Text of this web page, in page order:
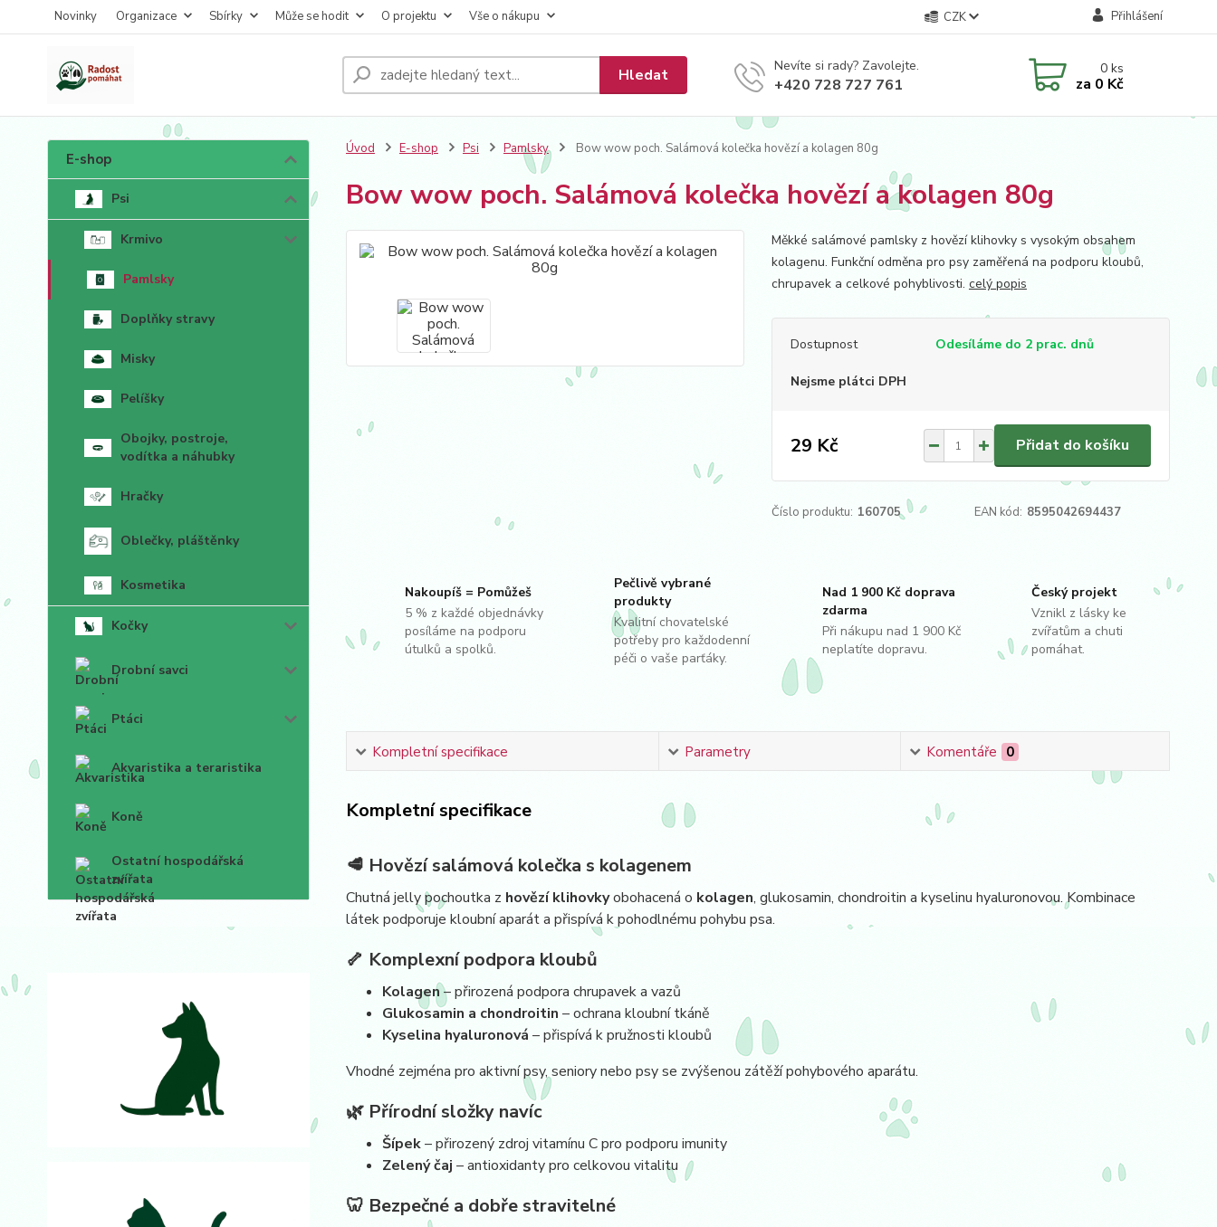
Novinky Organizace Sbírky Může se hodit O projektu Vše o nákupu CZK Přihlášení
Hledat Nevíte si rady? Zavolejte.
+420 728 727 761
0ks
za 0 Kč
E-shop
Psi
Krmivo
Pamlsky
Doplňky stravy
Misky
Pelíšky
Obojky, postroje,
vodítka a náhubky
Hračky
Oblečky, pláštěnky
Kosmetika
Kočky
Drobní savci
Ptáci
Akvaristika a teraristika
Koně
Ostatní hospodářská
zvířata
Úvod E-shop Psi Pamlsky Bow wow poch. Salámová kolečka hovězí a kolagen 80g
Bow wow poch. Salámová kolečka hovězí a kolagen 80g
Měkké salámové pamlsky z hovězí klihovky s vysokým obsahem
kolagenu. Funkční odměna pro psy zaměřená na podporu kloubů,
chrupavek a celkové pohyblivosti. celý popis
Dostupnost Odesíláme do 2 prac. dnů
Nejsme plátci DPH
29 Kč Přidat do košíku
Číslo produktu: 160705 EAN kód: 8595042694437
Nakoupíš = Pomůžeš
5 % z každé objednávky
posíláme na podporu
útulků a spolků.
Pečlivě vybrané
produkty
Kvalitní chovatelské
potřeby pro každodenní
péči o vaše parťáky.
Nad 1 900 Kč doprava
zdarma
Při nákupu nad 1 900 Kč
neplatíte dopravu.
Český projekt
Vznikl z lásky ke
zvířatům a chuti
pomáhat.
Kompletní specifikace Parametry Komentáře 0
Kompletní specifikace
🥩 Hovězí salámová kolečka s kolagenem
Chutná jelly pochoutka z hovězí klihovkyobohacená o kolagen, glukosamin, chondroitin a kyselinu hyaluronovou. Kombinace
látek podporuje kloubní aparát a přispívá k pohodlnému pohybu psa.
🦴 Komplexní podpora kloubů
Kolagen– přirozená podpora chrupavek a vazů
Glukosamin a chondroitin – ochrana kloubní tkáně
Kyselina hyaluronová – přispívá k pružnosti kloubů
Vhodné zejména pro aktivní psy, seniory nebo psy se zvýšenou zátěží pohybového aparátu.
🌿 Přírodní složky navíc
Šípek– přirozený zdroj vitamínu C pro podporu imunity
Zelený čaj – antioxidanty pro celkovou vitalitu
🦷 Bezpečné a dobře stravitelné